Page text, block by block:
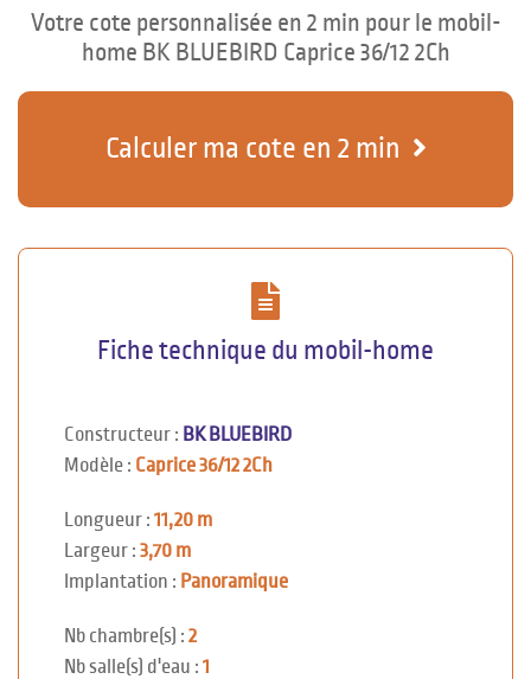
Votre cote personnalisée en 2 min pour le mobil-
home BK BLUEBIRD Caprice 36/12 2Ch
Calculer ma cote en 2 min
Fiche technique du mobil-home
Constructeur : BK BLUEBIRD
Modèle : Caprice 36/12 2Ch
Longueur : 11,20 m
Largeur : 3,70 m
Implantation : Panoramique
Nb chambre(s) : 2
Nb salle(s) d'eau : 1